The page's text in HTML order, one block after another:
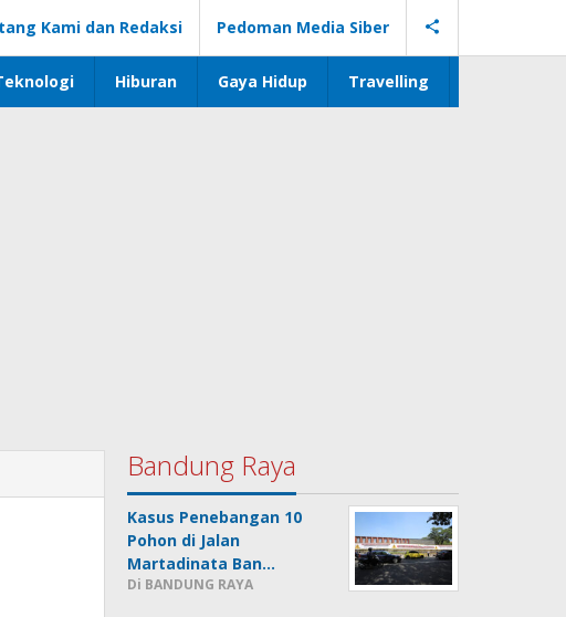
Kami dan Redaksi Pedoman Media Siber
Hiburan Gaya Hidup Travelling
Bandung Raya
Kasus Penebangan 10
Pohon di Jalan
Martadinata Ban…
Di BANDUNG RAYA